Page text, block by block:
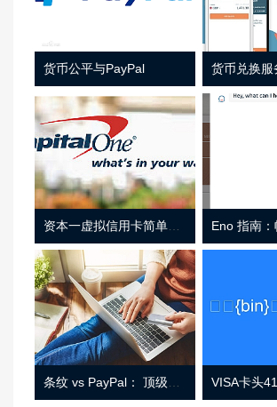
货币公平与PayPal 货币兑换服
资本一虚拟信用卡简单介绍
条纹 vs PayPal： 顶级功能， 定价 （和更多！